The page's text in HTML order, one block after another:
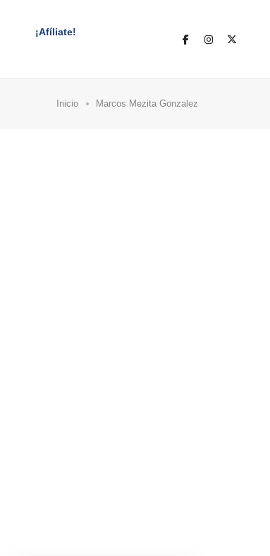
¡Afíliate!
Inicio Marcos Mezita Gonzalez